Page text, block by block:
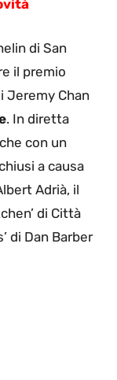
di San
il premio
Jeremy Chan
. In diretta
con un
a causa
Adrià, il
di Città
di Dan Barber